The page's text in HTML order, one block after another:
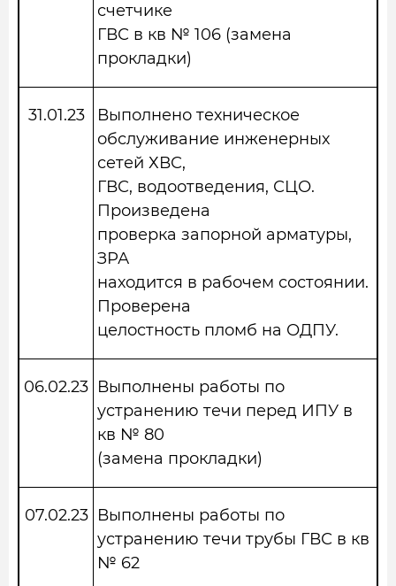
счетчике
ГВС в кв № 106 (замена
прокладки)
31.01.23
Выполнено техническое
обслуживание инженерных
сетей ХВС,
ГВС, водоотведения, СЦО.
Произведена
проверка запорной арматуры,
ЗРА
находится в рабочем состоянии.
Проверена
целостность пломб на ОДПУ.
06.02.23 Выполнены работы по
устранению течи перед ИПУ в
кв № 80
(замена прокладки)
07.02.23 Выполнены работы по
устранению течи трубы ГВС в кв
№ 62